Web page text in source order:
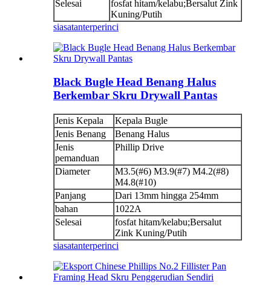
Selesai
fosfat hitam/kelabu;Bersalut Zink
Kuning/Putih
siasatanterperinci
Black Bugle Head Benang Halus
Berkembar Skru Drywall Pantas
Jenis Kepala
Kepala Bugle
Jenis Benang
Benang Halus
Jenis
pemanduan
Phillip Drive
Diameter
M3.5(#6) M3.9(#7) M4.2(#8)
M4.8(#10)
Panjang
Dari 13mm hingga 254mm
bahan
1022A
Selesai
fosfat hitam/kelabu;Bersalut
Zink Kuning/Putih
siasatanterperinci